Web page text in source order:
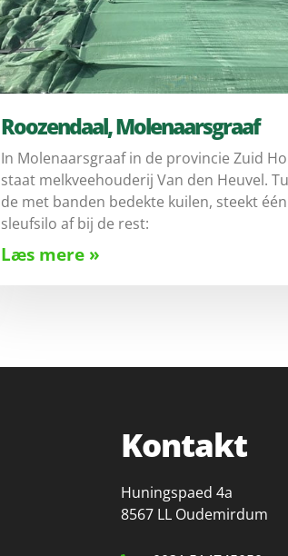
Roozendaal, Molenaarsgraaf
In Molenaarsgraaf in de provincie Zuid
staat melkveehouderij Van den Heuvel.
de met banden bedekte kuilen, steekt één
sleufsilo af bij de rest:
Læs mere »
Kontakt
Huningspaed 4a
8567 LL Oudemirdum